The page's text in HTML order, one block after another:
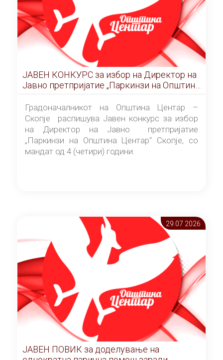
ЈАВЕН КОНКУРС за избор на Директор на
Јавно претпријатие „Паркинзи на Општина
Центар“ – Скопје
Градоначалникот на Општина Центар –
Скопје распишува Јавен конкурс за избор
на Директор на Јавно претпријатие
„Паркинзи на Општина Центар“ Скопје, со
мандат од 4 (четири) години.
29.07 2026
ЈАВЕН ПОВИК за доделување на